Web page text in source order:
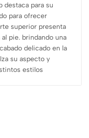
destaca para su
para ofrecer
superior presenta
pie. brindando una
delicado en la
su aspecto y
estilos